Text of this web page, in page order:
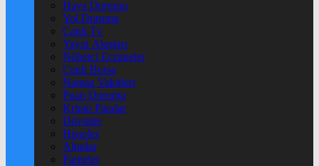
Hava Durumu
Yol Durumu
Canlı Tv
Yayın Akışları
Nöbetçi Eczaneler
Canlı Borsa
Namaz Vakitleri
Puan Durumu
Kripto Paralar
Dövizler
Hisseler
Altınlar
Pariteler